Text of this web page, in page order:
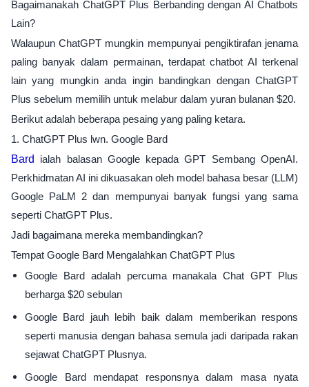
Bagaimanakah ChatGPT Plus Berbanding dengan AI Chatbots
Lain?
Walaupun ChatGPT mungkin mempunyai pengiktirafan jenama
paling banyak dalam permainan, terdapat chatbot AI terkenal
lain yang mungkin anda ingin bandingkan dengan ChatGPT
Plus sebelum memilih untuk melabur dalam yuran bulanan $20.
Berikut adalah beberapa pesaing yang paling ketara.
1. ChatGPT Plus lwn. Google Bard
Bard
ialah balasan Google kepada GPT Sembang OpenAI.
Perkhidmatan AI ini dikuasakan oleh model bahasa besar (LLM)
Google PaLM 2 dan mempunyai banyak fungsi yang sama
seperti ChatGPT Plus.
Jadi bagaimana mereka membandingkan?
Tempat Google Bard Mengalahkan ChatGPT Plus
Google Bard adalah percuma manakala Chat GPT Plus
berharga $20 sebulan
Google Bard jauh lebih baik dalam memberikan respons
seperti manusia dengan bahasa semula jadi daripada rakan
sejawat ChatGPT Plusnya.
Google Bard mendapat responsnya dalam masa nyata